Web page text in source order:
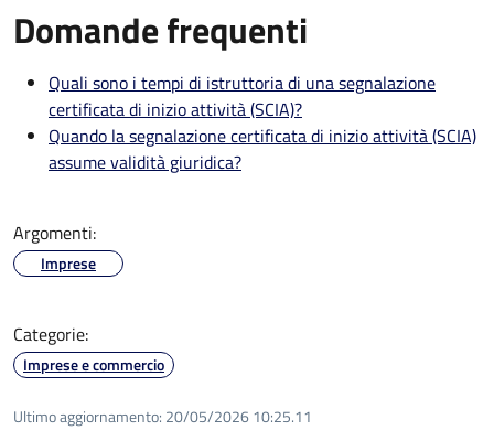
Domande frequenti
Quali sono i tempi di istruttoria di una segnalazione
certificata di inizio attività (SCIA)?
Quando la segnalazione certificata di inizio attività (SCIA)
assume validità giuridica?
Argomenti:
Imprese
Categorie:
Imprese e commercio
Ultimo aggiornamento: 20/05/2026 10:25.11